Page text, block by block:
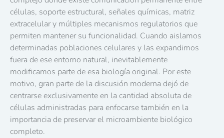
células, soporte estructural, señales químicas, matriz
extracelular y múltiples mecanismos regulatorios que
permiten mantener su funcionalidad. Cuando aislamos
determinadas poblaciones celulares y las expandimos
fuera de ese entorno natural, inevitablemente
modificamos parte de esa biología original. Por este
motivo, gran parte de la discusión moderna dejó de
centrarse exclusivamente en la cantidad absoluta de
células administradas para enfocarse también en la
importancia de preservar el microambiente biológico
completo.